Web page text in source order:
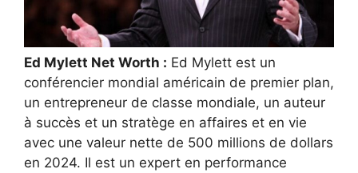
Ed Mylett Net Worth : Ed Mylett est un
conférencier mondial américain de premier plan,
un entrepreneur de classe mondiale, un auteur
à succès et un stratège en affaires et en vie
avec une valeur nette de 500 millions de dollars
en 2024. Il est un expert en performance